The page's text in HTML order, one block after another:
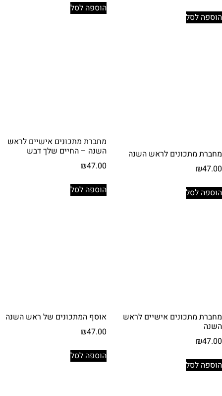
הוספה לסל
הוספה לסל
מחברת מתכונים לראש השנה
₪47.00
הוספה לסל
מחברת מתכונים אישיים לראש
השנה – החיים שלך דבש
₪47.00
הוספה לסל
מחברת מתכונים אישיים לראש
השנה
₪47.00
הוספה לסל
אוסף המתכונים של ראש השנה
₪47.00
הוספה לסל